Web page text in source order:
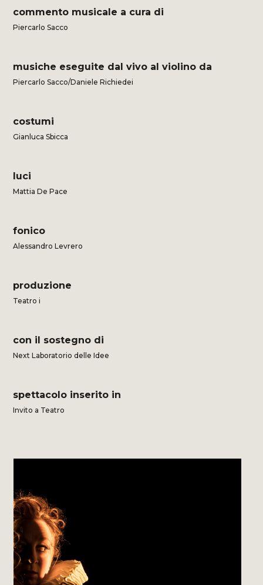
commento musicale a cura di
Piercarlo Sacco
musiche eseguite dal vivo al violino da
Piercarlo Sacco/Daniele Richiedei
costumi
Gianluca Sbicca
luci
Mattia De Pace
fonico
Alessandro Levrero
produzione
Teatro i
con il sostegno di
Next Laboratorio delle Idee
spettacolo inserito in
Invito a Teatro